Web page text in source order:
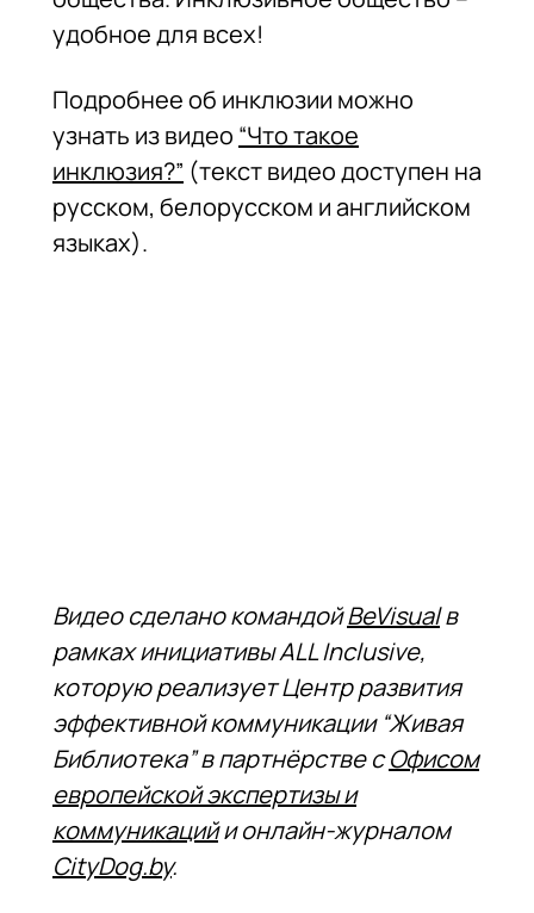
удобное для всех!
Подробнее об инклюзии можно
узнать из видео “Что такое
инклюзия?” (текст видео доступен на
русском, белорусском и английском
языках).
Видео сделано командойBeVisualв
рамках инициативы ALL Inclusive,
которую реализует Центр развития
эффективной коммуникации “Живая
Библиотека” в партнёрстве сОфисом
европейской экспертизы и
коммуникацийи онлайн-журналом
CityDog.by.